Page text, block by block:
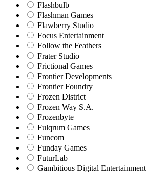
Flashbulb
Flashman Games
Flawberry Studio
Focus Entertainment
Follow the Feathers
Frater Studio
Frictional Games
Frontier Developments
Frontier Foundry
Frozen District
Frozen Way S.A.
Frozenbyte
Fulqrum Games
Funcom
Funday Games
FuturLab
Gambitious Digital Entertainment